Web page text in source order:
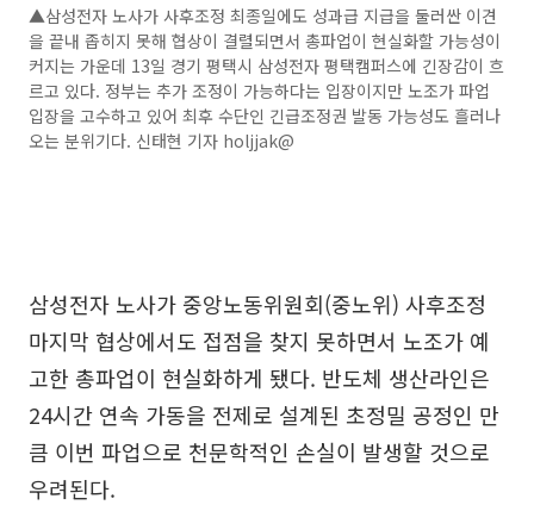
▲삼성전자 노사가 사후조정 최종일에도 성과급 지급을 둘러싼 이견
을 끝내 좁히지 못해 협상이 결렬되면서 총파업이 현실화할 가능성이
커지는 가운데 13일 경기 평택시 삼성전자 평택캠퍼스에 긴장감이 흐
르고 있다. 정부는 추가 조정이 가능하다는 입장이지만 노조가 파업
입장을 고수하고 있어 최후 수단인 긴급조정권 발동 가능성도 흘러나
오는 분위기다. 신태현 기자 holjjak@
삼성전자 노사가 중앙노동위원회(중노위) 사후조정
마지막 협상에서도 접점을 찾지 못하면서 노조가 예
고한 총파업이 현실화하게 됐다. 반도체 생산라인은
24시간 연속 가동을 전제로 설계된 초정밀 공정인 만
큼 이번 파업으로 천문학적인 손실이 발생할 것으로
우려된다.